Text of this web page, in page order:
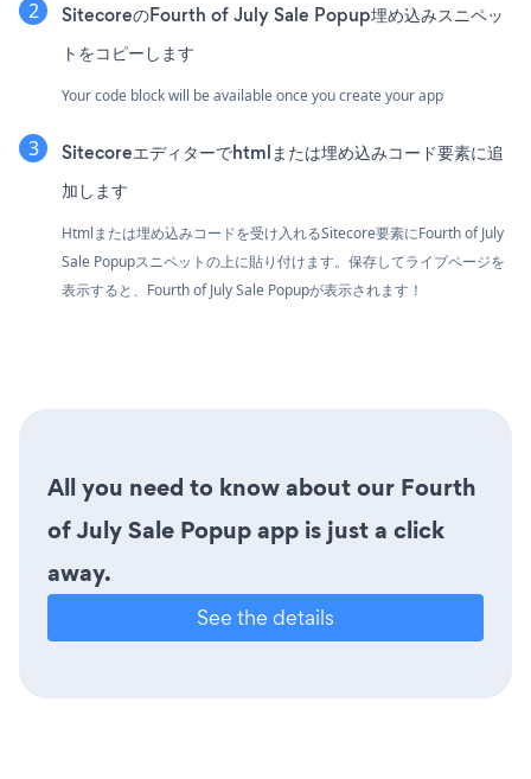
SitecoreのFourth of July Sale Popup埋め込みスニペッ
トをコピーします
Your code block will be available once you create your app
Sitecoreエディターでhtmlまたは埋め込みコード要素に追
加します
Htmlまたは埋め込みコードを受け入れるSitecore要素にFourth of July
Sale Popupスニペットの上に貼り付けます。保存してライブページを
表示すると、Fourth of July Sale Popupが表示されます！
All you need to know about our Fourth
of July Sale Popup app is just a click
away.
See the details